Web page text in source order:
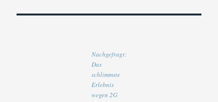
Nachgefragt:
Das
schlimmste
Erlebnis
wegen 2G